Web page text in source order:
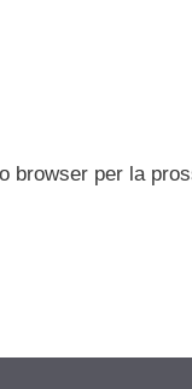
browser per la